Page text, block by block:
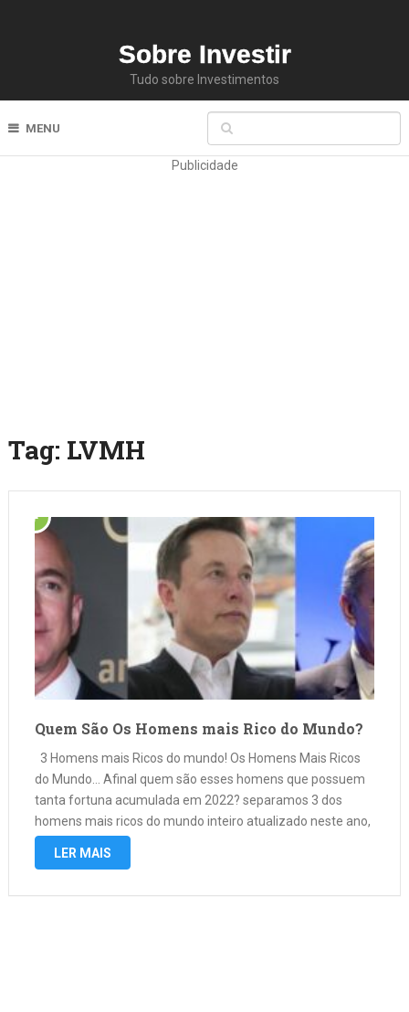
Sobre Investir
Tudo sobre Investimentos
MENU
Publicidade
Tag: LVMH
Quem São Os Homens mais Rico do Mundo?
3 Homens mais Ricos do mundo! Os Homens Mais Ricos
do Mundo… Afinal quem são esses homens que possuem
tanta fortuna acumulada em 2022? separamos 3 dos
homens mais ricos do mundo inteiro atualizado neste ano,
fontes atualizada em janeiro de 2022. Vamos la então …
LER MAIS